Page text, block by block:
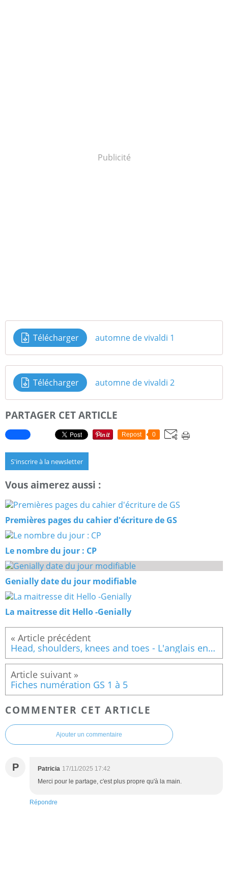
Publicité
Télécharger automne de vivaldi 1
Télécharger automne de vivaldi 2
PARTAGER CET ARTICLE
Repost 0
S'inscrire à la newsletter
Vous aimerez aussi :
Premières pages du cahier d'écriture de GS
Le nombre du jour : CP
Genially date du jour modifiable
La maitresse dit Hello -Genially
Head, shoulders, knees and toes - L'anglais en GS
Fiches numération GS 1 à 5
COMMENTER CET ARTICLE
Ajouter un commentaire
P Patricia 17/11/2025 17:42
Merci pour le partage, c'est plus propre qu'à la main.
Répondre